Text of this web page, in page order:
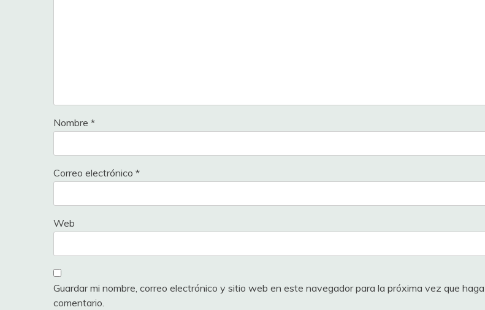
Nombre *
Correo electrónico *
Web
Guardar mi nombre, correo electrónico y sitio web en este navegador para la próxima vez que
comentario.